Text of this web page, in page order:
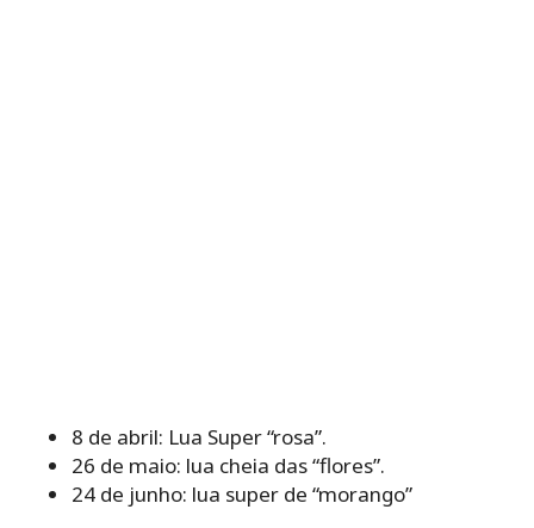
8 de abril: Lua Super “rosa”.
26 de maio: lua cheia das “flores”.
24 de junho: lua super de “morango”